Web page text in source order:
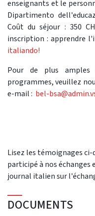
enseignants et le
Dipartimento
Coût du séjour : 350
inscription : apprendre
italiando!
Pour de plus amples
programmes, veuillez
e-mail : bel-
Lisez les témoignages ci-
participé à nos
journal italien sur
DOCUMENTS